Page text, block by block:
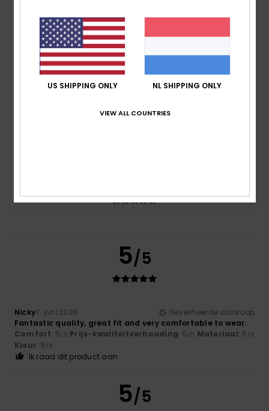
Comfort
Prijs-kwaliteitverhouding
5/5
Nicky7. juni 2026
Geverifieerde aankoop
Fantastic quality, great fit and very comfortable to wear.
Comfort: 5/5 Prijs-kwaliteitverhouding: 5/5 Materiaal: 5 /5
Kleur: 5/5
Ik raad dit product aan
5/5
US SHIPPING ONLY NL SHIPPING ONLY
VIEW ALL COUNTRIES